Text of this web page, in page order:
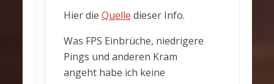
Hier die Quelle dieser Info.
Was FPS Einbrüche, niedrigere
Pings und anderen Kram
angeht habe ich keine